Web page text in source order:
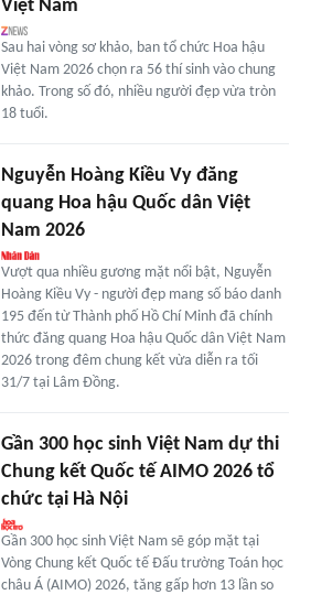
Việt Nam
Sau hai vòng sơ khảo, ban tổ chức Hoa hậu
Việt Nam 2026 chọn ra 56 thí sinh vào chung
khảo. Trong số đó, nhiều người đẹp vừa tròn
18 tuổi.
Nguyễn Hoàng Kiều Vy đăng
quang Hoa hậu Quốc dân Việt
Nam 2026
Vượt qua nhiều gương mặt nổi bật, Nguyễn
Hoàng Kiều Vy - người đẹp mang số báo danh
195 đến từ Thành phố Hồ Chí Minh đã chính
thức đăng quang Hoa hậu Quốc dân Việt Nam
2026 trong đêm chung kết vừa diễn ra tối
31/7 tại Lâm Đồng.
Gần 300 học sinh Việt Nam dự thi
Chung kết Quốc tế AIMO 2026 tổ
chức tại Hà Nội
Gần 300 học sinh Việt Nam sẽ góp mặt tại
Vòng Chung kết Quốc tế Đấu trường Toán học
châu Á (AIMO) 2026, tăng gấp hơn 13 lần so